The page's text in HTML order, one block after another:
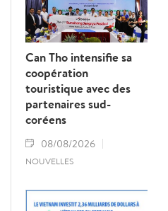
Can Tho intensifie sa
coopération
touristique avec des
partenaires sud-
coréens
08/08/2026
NOUVELLES